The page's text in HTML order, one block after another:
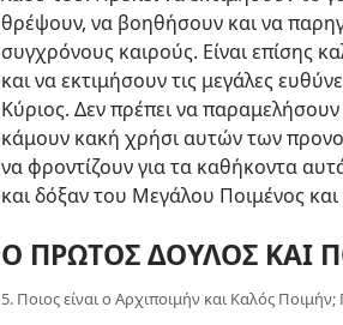
θρέψουν, να βοηθήσουν και να
συγχρόνους καιρούς. Είναι επίσης
και να εκτιμήσουν τις μεγάλες
Κύριος. Δεν πρέπει να
κάμουν κακή χρήσι αυτών των
να φροντίζουν για τα καθήκοντα
και δόξαν του Μεγάλου Ποιμένος και
Ο ΠΡΩΤΟΣ ΔΟΥΛΟΣ ΚΑΙ
5. Ποιος είναι ο Αρχιποιμήν και Καλός Ποιμήν;